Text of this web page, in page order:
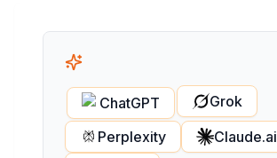
ChatGPT
Grok
Perplexity
Claude.ai